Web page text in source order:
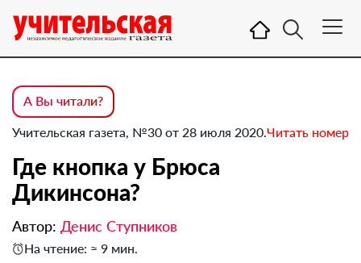
А Вы читали?
Учительская газета, №30 от 28 июля 2020.Читать номер
Где кнопка у Брюса
Дикинсона?
Автор: Денис Ступников
На чтение: ≈ 9 мин.